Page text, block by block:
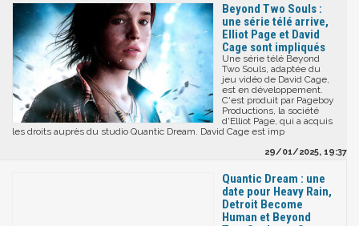
Beyond Two Souls :
une série télé arrive,
Elliot Page et David
Cage sont impliqués
Une série télé Beyond
Two Souls, adaptée du
jeu vidéo de David Cage,
est en développement.
C'est produit par Pageboy
Productions, la société
d'Elliot Page, qui a acquis
les droits auprès du studio Quantic Dream. David Cage est imp
29/01/2025, 19:37
Quantic Dream : une
date pour Heavy Rain,
Detroit Become
Human et Beyond